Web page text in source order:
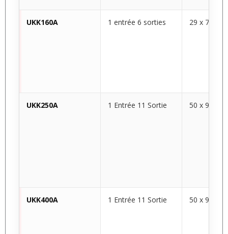
UKK160A 1 entrée 6 sorties 29 x 70 x
UKK250A 1 Entrée 11 Sortie 50 x 96 x
UKK400A 1 Entrée 11 Sortie 50 x 96 x